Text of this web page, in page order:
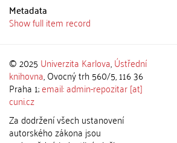
Metadata
Show full item record
© 2025 Univerzita Karlova,Ústřední
knihovna, Ovocný trh 560/5, 116 36
Praha 1;email: admin-repozitar [at]
cuni.cz
Za dodržení všech ustanovení
autorského zákona jsou